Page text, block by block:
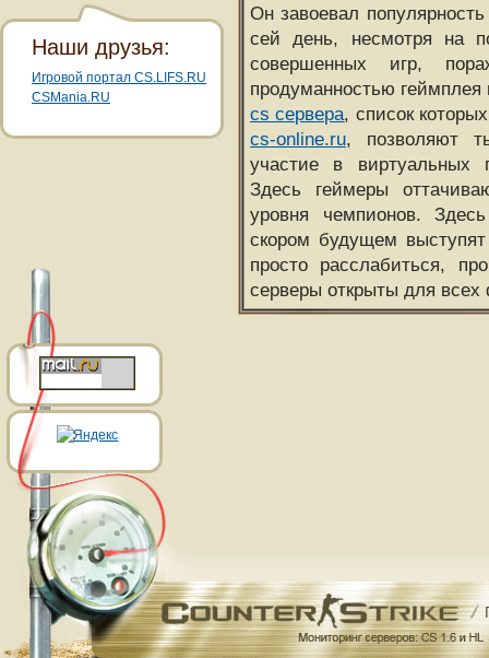
Он завоевал
сей день, несмотря на
совершенных игр,
продуманностью
cs сервера, список
cs-online.ru, позволяют
участие в виртуальных
Здесь геймеры
уровня чемпионов.
скором будущем
просто расслабиться,
серверы открыты для всех
Наши друзья:
Игровой портал CS.LIFS.RU
CSMania.RU